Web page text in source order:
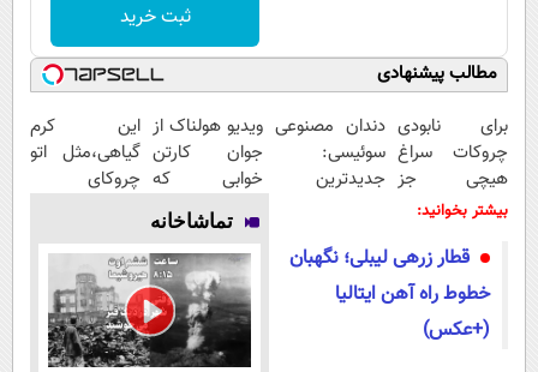
ثبت خرید
مطالب پیشنهادی
برای نابودی
چروکات سراغ
هیچی جز
جوانساز جلبک
دندان مصنوعی
سوئیسی:
جدیدترین
پرداخت قسطی
ویدیو هولناک از
جوان کارتن
خوابی که
میلیاردر شد.
آموزش رایگان
این کرم
گیاهی،مثل اتو
چروکای
بیشتر بخوانید:
قطار زرهی لیبلی؛ نگهبان
خطوط راه‌ آهن ایتالیا
(+عکس)
تماشاخانه